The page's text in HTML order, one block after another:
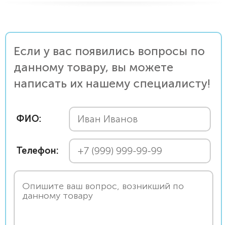
Если у вас появились вопросы по
данному товару, вы можете
написать их нашему специалисту!
ФИО:
Телефон: